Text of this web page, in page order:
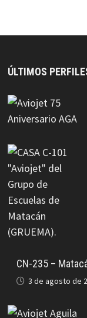
ÚLTIMOS
CN-235 –
3 de agosto de